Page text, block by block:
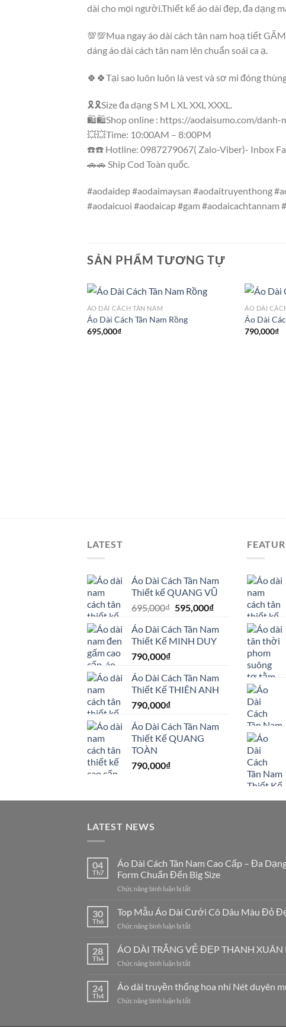
dài cho mọi người.Thiết kế áo dài đẹp, đa dạng
💯💯Mua ngay áo dài cách tân nam hoạ tiết
dáng áo dài cách tân nam lên chuẩn soái ca ạ.
🍀🍀Tại sao luôn luôn là vest và sơ mi đóng
🎗🎗Size đa dạng S M L XL XXL XXXL.
🛍🛍Shop online : https://aodaisumo.com/danh-
💥💥Time: 10:00AM – 8:00PM
☎️☎️ Hotline: 0987279067( Zalo-Viber)- Inbox
🚗🚗 Ship Cod Toàn quốc.
#aodaidep #aodaimaysan #aodaitruyenthong
#aodaicuoi #aodaicap #gam
SẢN PHẨM TƯƠNG TỰ
ÁO DÀI CÁCH TÂN NAM
Áo Dài Cách Tân Nam Rồng
695,000₫
ÁO DÀI
Áo Dài
790,000₫
LATEST
Áo Dài Cách Tân Nam
Thiết kế QUANG VŨ
695,000₫ Giá
là:
695,000₫.
595,000₫Giá
tại
là:
595,000₫.
Áo Dài Cách Tân Nam
Thiết Kế MINH DUY
790,000₫
Áo Dài Cách Tân Nam
Thiết Kế THIÊN ANH
790,000₫
Áo Dài Cách Tân Nam
Thiết Kế QUANG
TOÀN
790,000₫
LATEST NEWS
04
Th7
Áo Dài Cách Tân Nam Cao Cấp – Đa
Form Chuẩn Đến Big Size
Chức năng bình luận bị tắtở
Dài
Cách
Tân
Cao
–
Dạng
Mẫu
30
Th6
Top Mẫu Áo Dài Cưới Cô Dâu Màu Đỏ
Chức năng bình luận bị tắtở
Mẫu
Áo
Dài
Cô
Màu
28
Th4
ÁO DÀI TRẮNG VẺ ĐẸP THANH
Chức năng bình luận bị tắtở
TRẮNG
VẺ
24
Th4
Áo dài truyền thống hoa nhí Nét duyên
Chức năng bình luận bị tắtở